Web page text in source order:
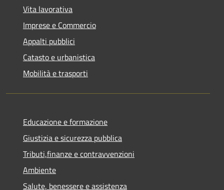
Vita lavorativa
Imprese e Commercio
Appalti pubblici
Catasto e urbanistica
Mobilità e trasporti
Educazione e formazione
Giustizia e sicurezza pubblica
Tributi,finanze e contravvenzioni
Ambiente
Salute, benessere e assistenza